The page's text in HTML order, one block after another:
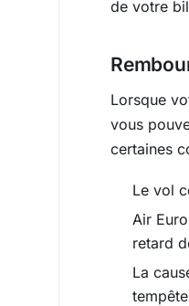
de votre
Lorsque
vous
certaines
Le vol
Air
retard
La